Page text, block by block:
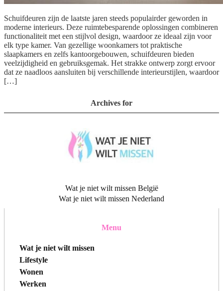
Schuifdeuren zijn de laatste jaren steeds populairder geworden in
moderne interieurs. Deze ruimtebesparende oplossingen combineren
functionaliteit met een stijlvol design, waardoor ze ideaal zijn voor
elk type kamer. Van gezellige woonkamers tot praktische
slaapkamers en zelfs kantoorgebouwen, schuifdeuren bieden
veelzijdigheid en gebruiksgemak. Het strakke ontwerp zorgt ervoor
dat ze naadloos aansluiten bij verschillende interieurstijlen, waardoor
[…]
Archives for
Wat je niet wilt missen België
Wat je niet wilt missen Nederland
Menu
Wat je niet wilt missen
Lifestyle
Wonen
Werken